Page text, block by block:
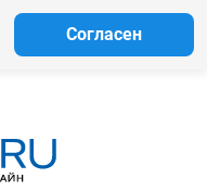
Согласен